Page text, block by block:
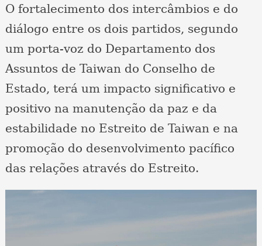
O fortalecimento dos intercâmbios e do
diálogo entre os dois partidos, segundo
um porta-voz do Departamento dos
Assuntos de Taiwan do Conselho de
Estado, terá um impacto significativo e
positivo na manutenção da paz e da
estabilidade no Estreito de Taiwan e na
promoção do desenvolvimento pacífico
das relações através do Estreito.